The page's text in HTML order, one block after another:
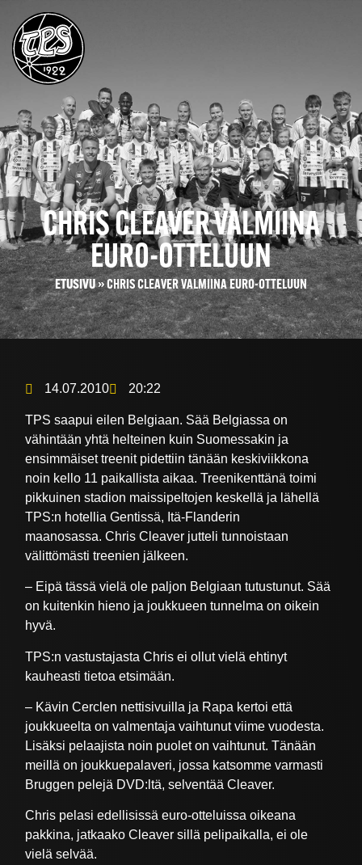
CHRIS CLEAVER VALMIINA
EURO-OTTELUUN
ETUSIVU»CHRIS CLEAVER VALMIINA EURO-OTTELUUN
14.07.2010 20:22
TPS saapui eilen Belgiaan. Sää Belgiassa on
vähintään yhtä helteinen kuin Suomessakin ja
ensimmäiset treenit pidettiin tänään keskiviikkona
noin kello 11 paikallista aikaa. Treenikenttänä toimi
pikkuinen stadion maissipeltojen keskellä ja lähellä
TPS:n hotellia Gentissä, Itä-Flanderin
maanosassa. Chris Cleaver jutteli tunnoistaan
välittömästi treenien jälkeen.
– Eipä tässä vielä ole paljon Belgiaan tutustunut. Sää
on kuitenkin hieno ja joukkueen tunnelma on oikein
hyvä.
TPS:n vastustajasta Chris ei ollut vielä ehtinyt
kauheasti tietoa etsimään.
– Kävin Cerclen nettisivuilla ja Rapa kertoi että
joukkueelta on valmentaja vaihtunut viime vuodesta.
Lisäksi pelaajista noin puolet on vaihtunut. Tänään
meillä on joukkuepalaveri, jossa katsomme varmasti
Bruggen pelejä DVD:ltä, selventää Cleaver.
Chris pelasi edellisissä euro-otteluissa oikeana
pakkina, jatkaako Cleaver sillä pelipaikalla, ei ole
vielä selvää.